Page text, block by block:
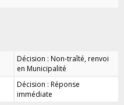
Décision : Non-traîté, renvoi
en Municipalité
Décision : Réponse
immédiate